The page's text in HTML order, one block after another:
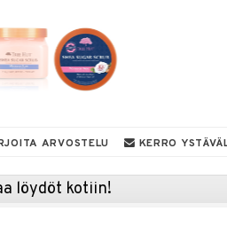
ARVOSTELU KERRO
löydöt kotiin!